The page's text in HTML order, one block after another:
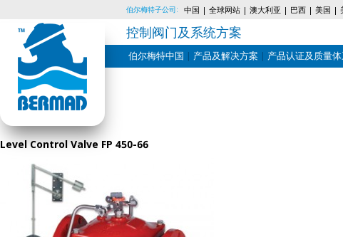
Skip
content
伯尔梅特子公司: 中国 全球网站 澳大利亚 巴西 美国
控制阀门及系统方案
伯尔梅特中国 产品及解决方案 产品认证及质量
Level Control Valve FP 450-66